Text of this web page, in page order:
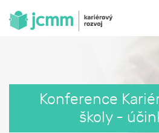
Konference
školy -